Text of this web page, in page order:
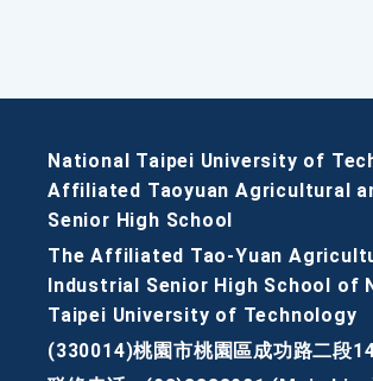
National Taipei University of
Affiliated Taoyuan Agricultural
Senior High School
The Affiliated Tao-Yuan
Industrial Senior High School of
Taipei University of Technology
(330014)桃園市桃園區成功路二段